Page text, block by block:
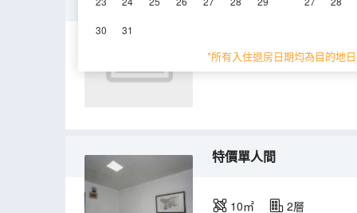
30 31
*所有入住退房日期均為目的地
特價單人間
10㎡ 2層